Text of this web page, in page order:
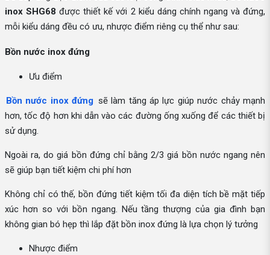
inox SHG68 được thiết kế với 2 kiểu dáng chính ngang và đứng,
mỗi kiểu dáng đều có ưu, nhược điểm riêng cụ thể như sau:
Bồn nước inox đứng
Ưu điểm
Bồn nước inox đứng sẽ làm tăng áp lực giúp nước chảy mạnh
hơn, tốc độ hơn khi dẫn vào các đường ống xuống để các thiết bị
sử dụng.
Ngoài ra, do giá bồn đứng chỉ bằng 2/3 giá bồn nước ngang nên
sẽ giúp bạn tiết kiệm chi phí hơn
Không chỉ có thế, bồn đứng tiết kiệm tối đa diện tích bề mặt tiếp
xúc hơn so với bồn ngang. Nếu tầng thượng của gia đình bạn
không gian bó hẹp thì lắp đặt bồn inox đứng là lựa chọn lý tưởng
Nhược điểm